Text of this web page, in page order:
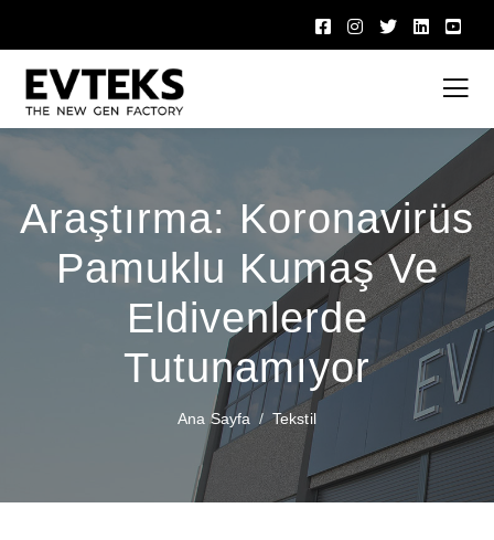
Araştırma: Koronavirüs
Pamuklu Kumaş Ve
Eldivenlerde
Tutunamıyor
Ana Sayfa Tekstil